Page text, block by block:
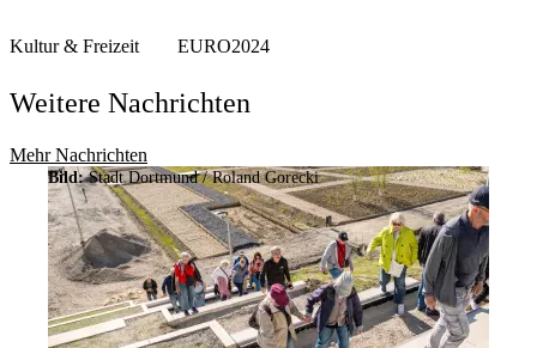
Kultur & Freizeit EURO2024
Weitere Nachrichten
Mehr Nachrichten
Bild:Stadt Dortmund / Roland Gorecki